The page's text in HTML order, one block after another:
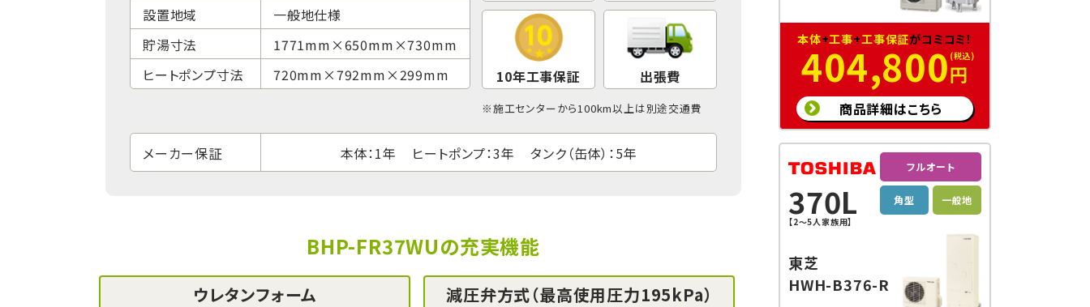
設置地域
一般地仕様
貯湯寸法
1771mm×650mm×730mm
ヒートポンプ寸法
720mm×792mm×299mm 10年工事保証 出張費
※施工センターから100km以上は別途交通費
メーカー保証 本体：1年 ヒートポンプ：3年 タンク（缶体）：5年
BHP-FR37WUの充実機能
ウレタンフォーム 減圧弁方式（最高使用圧力195kPa）
本体+工事+工事保証がコミコミ！
404,800円
商品詳細はこちら
370L
【2～5人家族用】
フルオート
角型 一般地
東芝
HWH-B376-R